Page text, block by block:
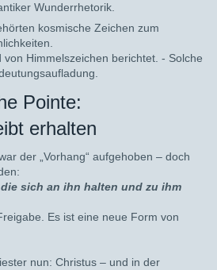
Wunderrhetorik.
kosmische Zeichen zum
von Himmelszeichen berichtet. - Solche
Pointe:
erhalten
der „Vorhang“ aufgehoben – doch
sich an ihn halten und zu ihm
Es ist eine neue Form von
nun: Christus – und in der